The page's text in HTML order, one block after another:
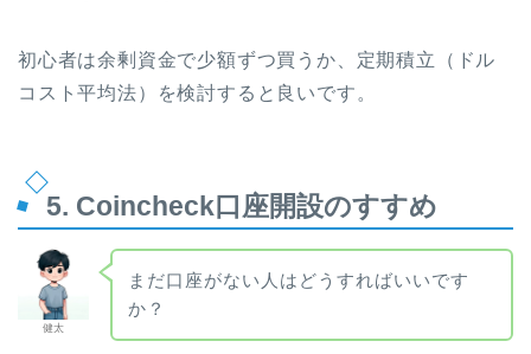
初心者は余剰資金で少額ずつ買うか、定期積立（ドル
コスト平均法）を検討すると良いです。
5. Coincheck口座開設のすすめ
健太
まだ口座がない人はどうすればいいです
か？